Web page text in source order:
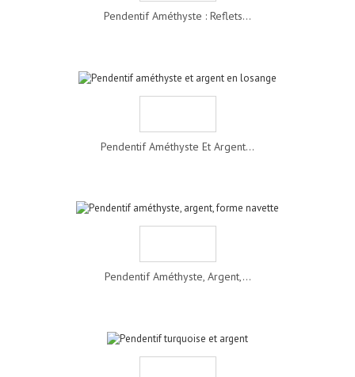
Pendentif Améthyste : Reflets...
Pendentif Améthyste Et Argent...
Pendentif Améthyste, Argent,...